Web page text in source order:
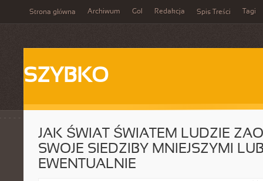
Strona główna Archiwum Gol Redakcja Spis Treści Tagi
SZYBKO
JAK ŚWIAT ŚWIATEM LUDZIE
SWOJE SIEDZIBY MNIEJSZYMI
EWENTUALNIE